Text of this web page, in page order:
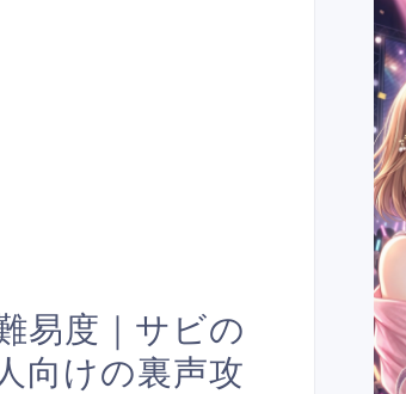
易度｜サビの
向けの裏声攻